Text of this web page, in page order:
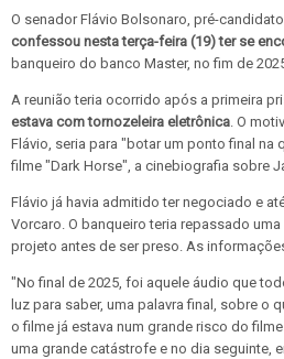
O senador Flávio Bolsonaro, pré-
confessou nesta terça-feira (19) ter se
banqueiro do banco Master, no fim de
A reunião teria ocorrido após a primeira
estava com tornozeleira eletrônica. O
Flávio, seria para "botar um ponto final na
filme "Dark Horse", a cinebiografia sobre
Flávio já havia admitido ter negociado e
Vorcaro. O banqueiro teria repassado
projeto antes de ser preso. As
"No final de 2025, foi aquele áudio que
luz para saber, uma palavra final, sobre o
o filme já estava num grande risco do
uma grande catástrofe e no dia seguinte,